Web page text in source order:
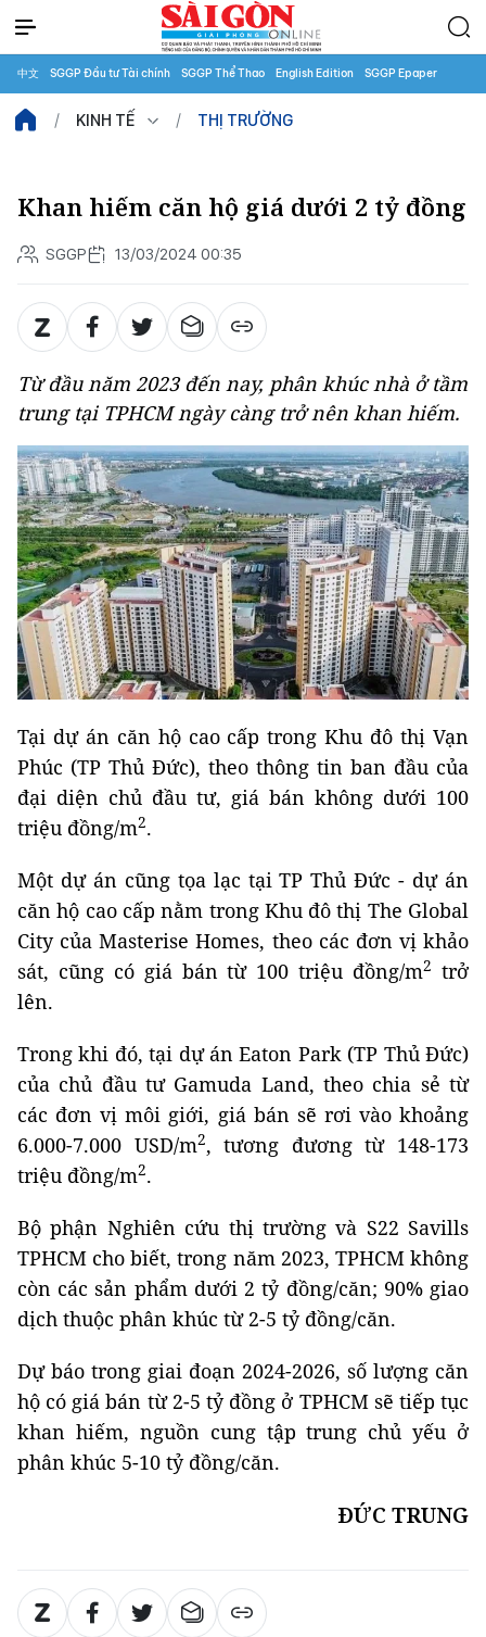
中文 SGGP Đầu tư Tài chính SGGP Thể Thao English Edition SGGP Epaper
KINH TẾ THỊ TRƯỜNG
Khan hiếm căn hộ giá dưới 2 tỷ đồng
SGGP 13/03/2024 00:35
Từ đầu năm 2023 đến nay, phân khúc nhà ở tầm
trung tại TPHCM ngày càng trở nên khan hiếm.
Tại dự án căn hộ cao cấp trong Khu đô thị Vạn
Phúc (TP Thủ Đức), theo thông tin ban đầu của
đại diện chủ đầu tư, giá bán không dưới 100
triệu đồng/m2.
Một dự án cũng tọa lạc tại TP Thủ Đức - dự án
căn hộ cao cấp nằm trong Khu đô thị The Global
City của Masterise Homes, theo các đơn vị khảo
sát, cũng có giá bán từ 100 triệu đồng/m2 trở
lên.
Trong khi đó, tại dự án Eaton Park (TP Thủ Đức)
của chủ đầu tư Gamuda Land, theo chia sẻ từ
các đơn vị môi giới, giá bán sẽ rơi vào khoảng
6.000-7.000 USD/m2, tương đương từ 148-173
triệu đồng/m2.
Bộ phận Nghiên cứu thị trường và S22 Savills
TPHCM cho biết, trong năm 2023, TPHCM không
còn các sản phẩm dưới 2 tỷ đồng/căn; 90% giao
dịch thuộc phân khúc từ 2-5 tỷ đồng/căn.
Dự báo trong giai đoạn 2024-2026, số lượng căn
hộ có giá bán từ 2-5 tỷ đồng ở TPHCM sẽ tiếp tục
khan hiếm, nguồn cung tập trung chủ yếu ở
phân khúc 5-10 tỷ đồng/căn.
ĐỨC TRUNG